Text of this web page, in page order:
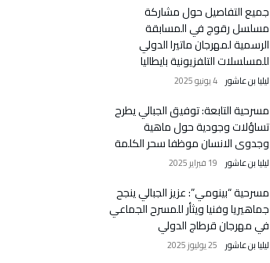
جميع التفاصيل حول مشاركة
مسلسل رقوج في المسابقة
الرسمية لمهرجان ماتيرا الدولي
للمسلسلات التلفزيونية بايطاليا
ليليا بن عاشور 4 يونيو 2025
مسرحية التابعة: توفيق الجبالي يطرح
تساؤلات وجودية حول ماهية
وجدوى الانسان موظفا سحر الكلمة
ليليا بن عاشور 19 فبراير 2025
مسرحية “بينومي”: عزيز الجبالي ينجح
جماهيريا وفنيا ويثأر للمسرح الجماعي
في مهرجان قرطاج الدولي
ليليا بن عاشور 25 يوليوز 2025